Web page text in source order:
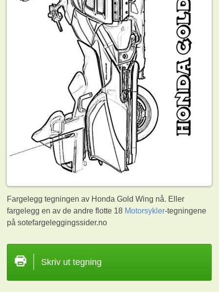
Fargelegg tegningen av Honda Gold Wing nå. Eller
fargelegg en av de andre flotte 18 Motorsykler-tegningene
på sotefargeleggingssider.no
Skriv ut tegning